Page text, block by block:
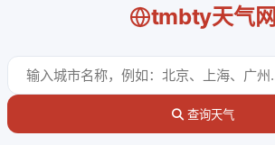
tmbty天气网
查询天气